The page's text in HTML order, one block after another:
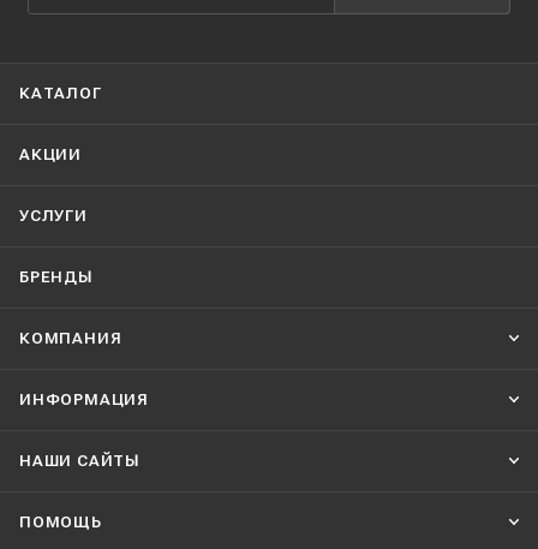
КАТАЛОГ
АКЦИИ
УСЛУГИ
БРЕНДЫ
КОМПАНИЯ
ИНФОРМАЦИЯ
НАШИ CАЙТЫ
ПОМОЩЬ